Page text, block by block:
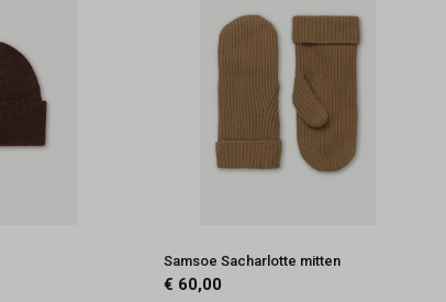
Samsoe Sacharlotte mitten
€ 60,00